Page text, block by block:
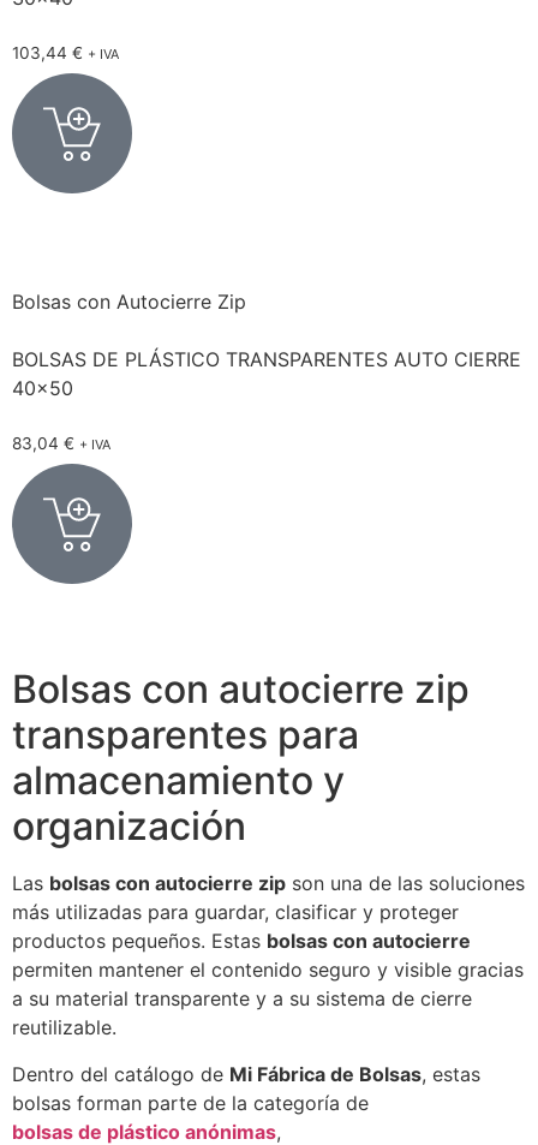
103,44 € + IVA
Bolsas con Autocierre Zip
BOLSAS DE PLÁSTICO TRANSPARENTES AUTO CIERRE
40×50
83,04 € + IVA
Bolsas con autocierre zip
transparentes para
almacenamiento y
organización
Las bolsas con autocierre zip son una de las soluciones
más utilizadas para guardar, clasificar y proteger
productos pequeños. Estas bolsas con autocierre
permiten mantener el contenido seguro y visible gracias
a su material transparente y a su sistema de cierre
reutilizable.
Dentro del catálogo de Mi Fábrica de Bolsas, estas
bolsas forman parte de la categoría de
bolsas de plástico anónimas,